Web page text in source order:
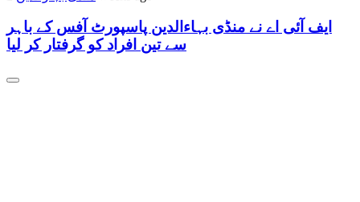
ایف آئی اے نے منڈی بہاءالدین پاسپورٹ آفس کے باہر
سے تین افراد کو گرفتار کر لیا